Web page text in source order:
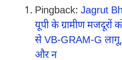
Pingback: Jagrut
यूपी के ग्रामीण मजदूरों
से VB-GRAM-G लागू,
और न